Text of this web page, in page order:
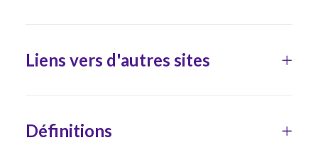
Liens vers d'autres sites
Définitions